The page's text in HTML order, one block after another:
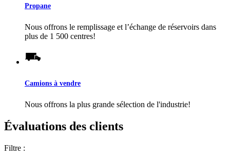
Propane
Nous offrons le remplissage et l’échange de réservoirs dans
plus de 1 500 centres!
Camions à vendre
Nous offrons la plus grande sélection de l'industrie!
Évaluations des clients
Filtre :